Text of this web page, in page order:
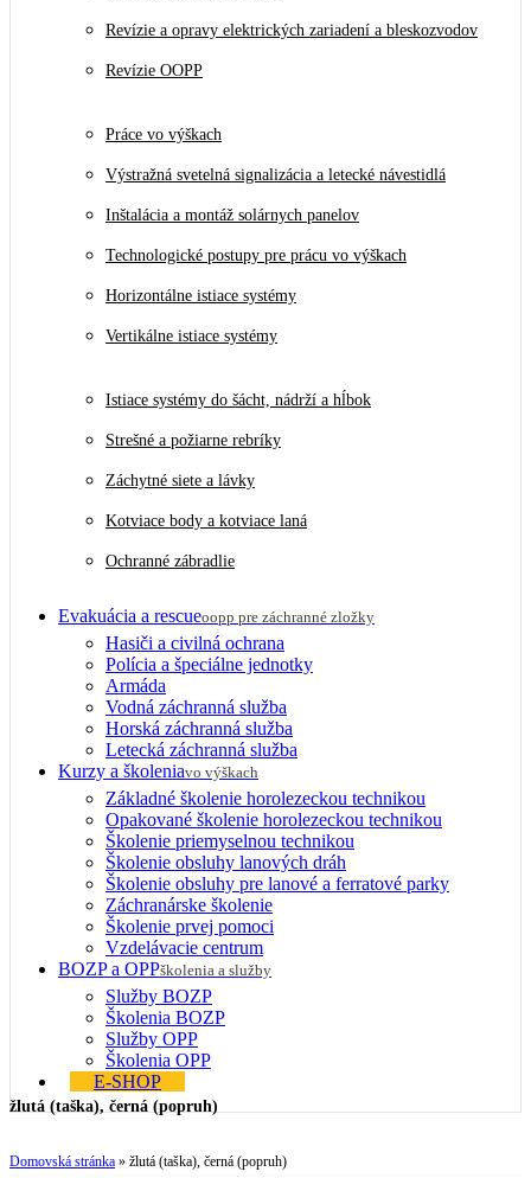
Revízie a opravy elektrických zariadení a bleskozvodov
Revízie OOPP
Práce vo výškach
Výstražná svetelná signalizácia a letecké návestidlá
Inštalácia a montáž solárnych panelov
Technologické postupy pre prácu vo výškach
Horizontálne istiace systémy
Vertikálne istiace systémy
Istiace systémy do šácht, nádrží a hĺbok
Strešné a požiarne rebríky
Záchytné siete a lávky
Kotviace body a kotviace laná
Ochranné zábradlie
Evakuácia a rescueoopp pre záchranné zložky
Hasiči a civilná ochrana
Polícia a špeciálne jednotky
Armáda
Vodná záchranná služba
Horská záchranná služba
Letecká záchranná služba
Kurzy a školeniavo výškach
Základné školenie horolezeckou technikou
Opakované školenie horolezeckou technikou
Školenie priemyselnou technikou
Školenie obsluhy lanových dráh
Školenie obsluhy pre lanové a ferratové parky
Záchranárske školenie
Školenie prvej pomoci
Vzdelávacie centrum
BOZP a OPPškolenia a služby
Služby BOZP
Školenia BOZP
Služby OPP
Školenia OPP
E-SHOP
žlutá (taška), černá (popruh)
Domovská stránka » žlutá (taška), černá (popruh)